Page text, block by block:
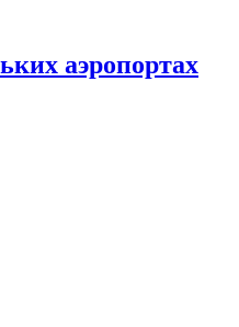
аэропортах